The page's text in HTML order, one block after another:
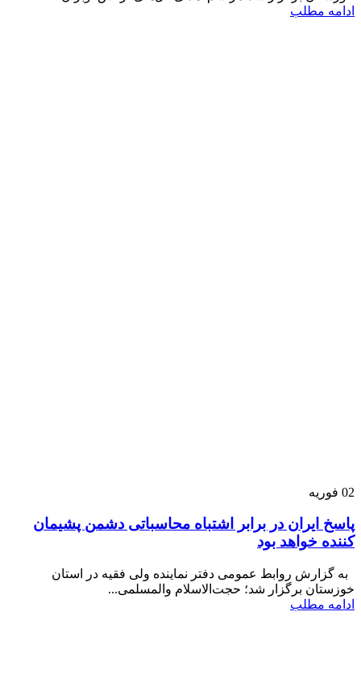
ادامه مطلب
02 فوریه
پاسخ ایران در برابر اشتباه محاسباتی دشمن پشیمان
کننده خواهد بود
به گزارش روابط عمومی دفتر نماینده ولی فقیه در استان
خوزستان برگزار شد؛ حجت‌الاسلام والمسلمی...
ادامه مطلب